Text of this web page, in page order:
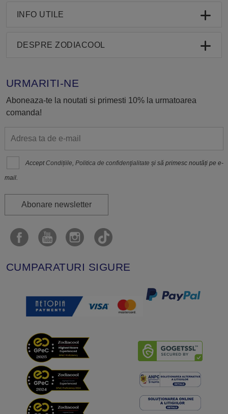
INFO UTILE
DESPRE ZODIACOOL
URMARITI-NE
Aboneaza-te la noutati si primesti 10% la urmatoarea
comanda!
Accept Condițiile,Politica de confidenţialitate și să primesc noutăți pe e-
mail.
Abonare newsletter
CUMPARATURI SIGURE